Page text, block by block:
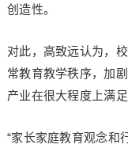
创造性。
对此，高致远认为，
常教育教学秩序，加
产业在很大程度上满
“家长家庭教育观念和